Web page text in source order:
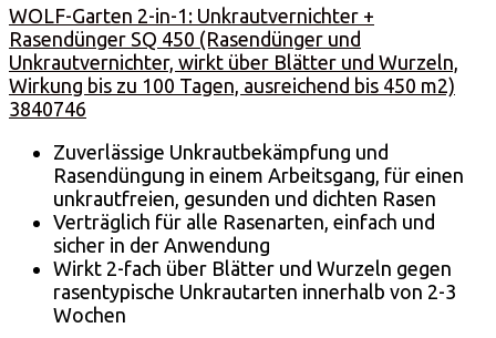
WOLF-Garten 2-in-1: Unkrautvernichter +
Rasendünger SQ 450 (Rasendünger und
Unkrautvernichter, wirkt über Blätter und Wurzeln,
Wirkung bis zu 100 Tagen, ausreichend bis 450 m2)
3840746
Zuverlässige Unkrautbekämpfung und
Rasendüngung in einem Arbeitsgang, für einen
unkrautfreien, gesunden und dichten Rasen
Verträglich für alle Rasenarten, einfach und
sicher in der Anwendung
Wirkt 2-fach über Blätter und Wurzeln gegen
rasentypische Unkrautarten innerhalb von 2-3
Wochen